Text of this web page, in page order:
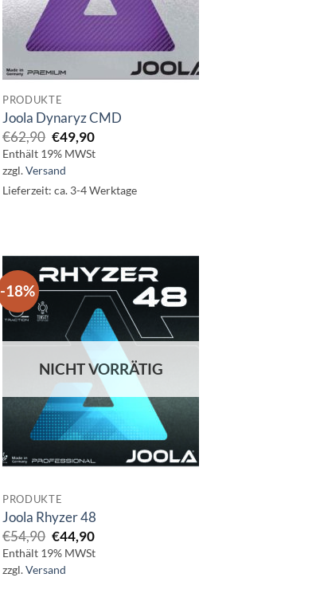
PRODUKTE
Joola Dynaryz CMD
€62,90 Ursprünglicher
Preis
war:
€62,90
€49,90Aktueller
Preis
ist:
Enthält 19% MWSt
zzgl.Versand
Lieferzeit: ca. 3-4 Werktage
-18%
NICHT VORRÄTIG
PRODUKTE
Joola Rhyzer 48
€54,90 Ursprünglicher
Preis
war:
€54,90
€44,90Aktueller
Preis
ist:
Enthält 19% MWSt
zzgl.Versand